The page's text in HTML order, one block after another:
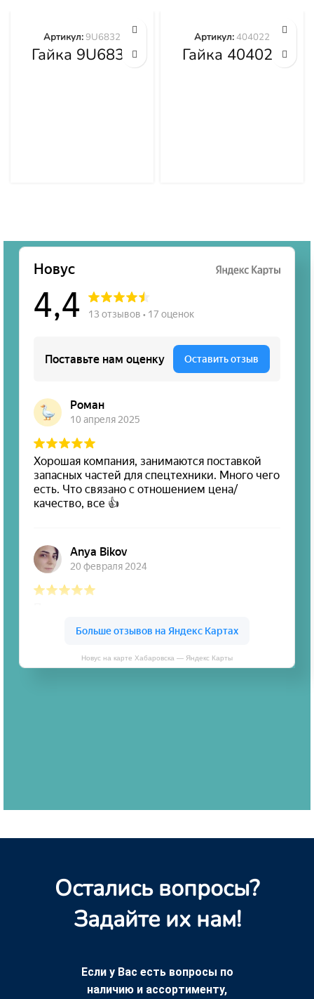
Гайка 9U6832
Артикул:9U6832
Гайка 404022
Артикул:404022
Новус на карте Хабаровска — Яндекс Карты
Остались вопросы?
Задайте их нам!
Если у Вас есть вопросы по
наличию и ассортименту,